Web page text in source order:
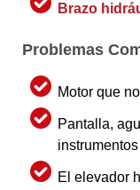
Brazo
Problemas
Motor que
Pantalla,
El elevador